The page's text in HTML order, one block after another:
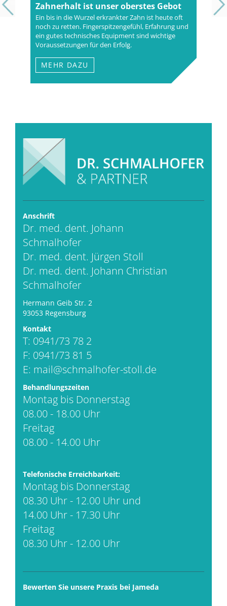
Zahnerhalt ist unser oberstes Gebot
Ein bis in die Wurzel erkrankter Zahn ist heute oft
noch zu retten. Fingerspitzengefühl, Erfahrung und
ein gutes technisches Equipment sind wichtige
Voraussetzungen für den Erfolg.
MEHR DAZU
Anschrift
Dr. med. dent. Johann
Schmalhofer
Dr. med. dent. Jürgen Stoll
Dr. med. dent. Johann Christian
Schmalhofer
Hermann Geib Str. 2
93053 Regensburg
Kontakt
T: 0941/73 78 2
F: 0941/73 81 5
E: mail@schmalhofer-stoll.de
Behandlungszeiten
Montag bis Donnerstag
08.00 - 18.00 Uhr
Freitag
08.00 - 14.00 Uhr
Telefonische Erreichbarkeit:
Montag bis Donnerstag
08.30 Uhr - 12.00 Uhr und
14.00 Uhr - 17.30 Uhr
Freitag
08.30 Uhr - 12.00 Uhr
Bewerten Sie unsere Praxis bei Jameda